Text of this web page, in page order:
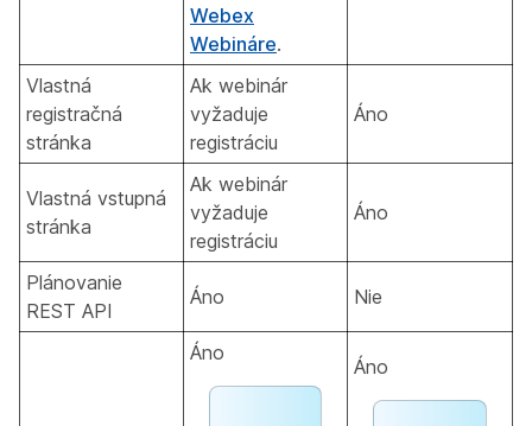
Webex
Webináre.
Vlastná
registračná
stránka
Ak webinár
vyžaduje
registráciu
Áno
Vlastná vstupná
stránka
Ak webinár
vyžaduje
registráciu
Áno
Plánovanie
REST API
Áno Nie
Áno
Áno